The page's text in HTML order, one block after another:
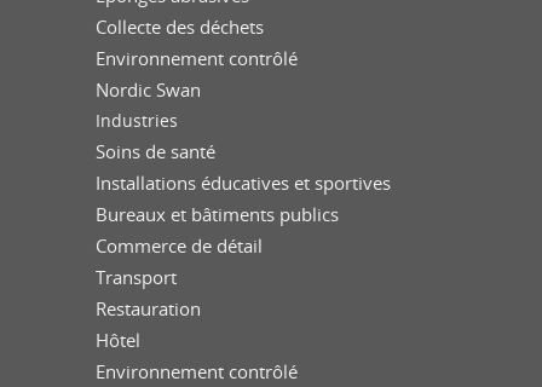
Collecte des déchets
Environnement contrôlé
Nordic Swan
Industries
Soins de santé
Installations éducatives et sportives
Bureaux et bâtiments publics
Commerce de détail
Transport
Restauration
Hôtel
Environnement contrôlé